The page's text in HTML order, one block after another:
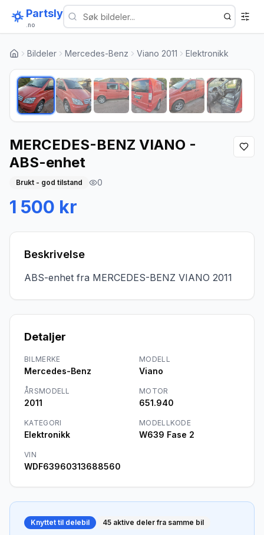
Partsly
.no
Bildeler Mercedes-Benz Viano 2011 Elektronikk1
MERCEDES-BENZ VIANO -
ABS-enhet
Brukt - god tilstand 0
1 500 kr
Beskrivelse
ABS-enhet fra MERCEDES-BENZ VIANO 2011
Detaljer
BILMERKE
Mercedes-Benz
MODELL
Viano
ÅRSMODELL
2011
MOTOR
651.940
KATEGORI
Elektronikk
MODELLKODE
W639 Fase 2
VIN
WDF63960313688560
Knyttet til delebil 45 aktive deler fra samme bil